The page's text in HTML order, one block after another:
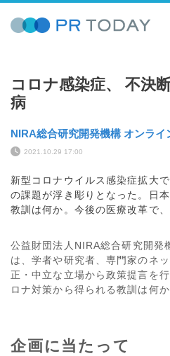
コロナ感染症、 不決
病
NIRA総合研究開発機構 オンライ
2021.10.29 17:00
新型コロナウイルス感染症拡大
の課題が浮き彫りとなった。日
教訓は何か。今後の医療改革で、
公益財団法人NIRA総合研究開発
は、学者や研究者、専門家のネ
正・中立な立場から政策提言を
ロナ対策から得られる教訓は何か
企画に当たって